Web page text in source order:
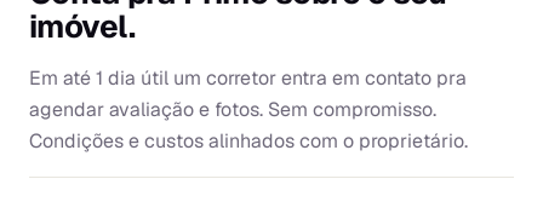
imóvel.
Em até 1 dia útil um corretor entra em contato pra
agendar avaliação e fotos. Sem compromisso.
Condições e custos alinhados com o proprietário.